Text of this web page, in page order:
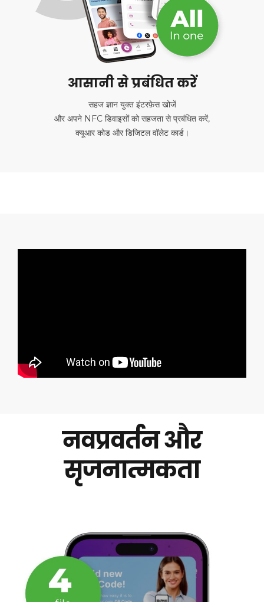
आसानी से प्रबंधित करें
सहज ज्ञान युक्त इंटरफ़ेस खोजें
और अपने NFC डिवाइसों को सहजता से प्रबंधित करें,
क्यूआर कोड और डिजिटल वॉलेट कार्ड।
नवप्रवर्तन और
सृजनात्मकता